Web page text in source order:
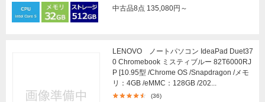
中古品8点 135,080円～
LENOVO ノートパソコン IdeaPad Duet37
0 Chromebook ミスティブルー 82T6000RJ
P [10.95型 /Chrome OS /Snapdragon /メモ
リ：4GB /eMMC：128GB /202...
(36)